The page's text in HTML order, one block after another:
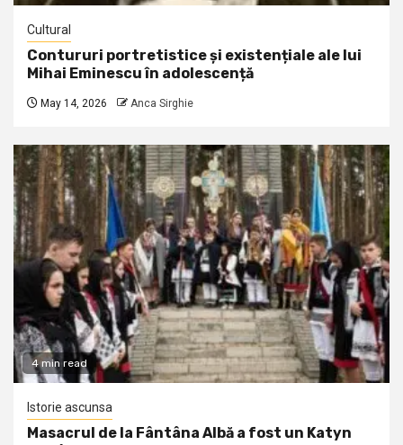
Cultural
Contururi portretistice și existențiale ale lui
Mihai Eminescu în adolescență
May 14, 2026 Anca Sirghie
4 min read
Istorie ascunsa
Masacrul de la Fântâna Albă a fost un Katyn